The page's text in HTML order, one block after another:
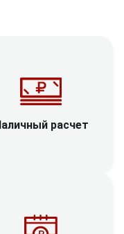
расчет